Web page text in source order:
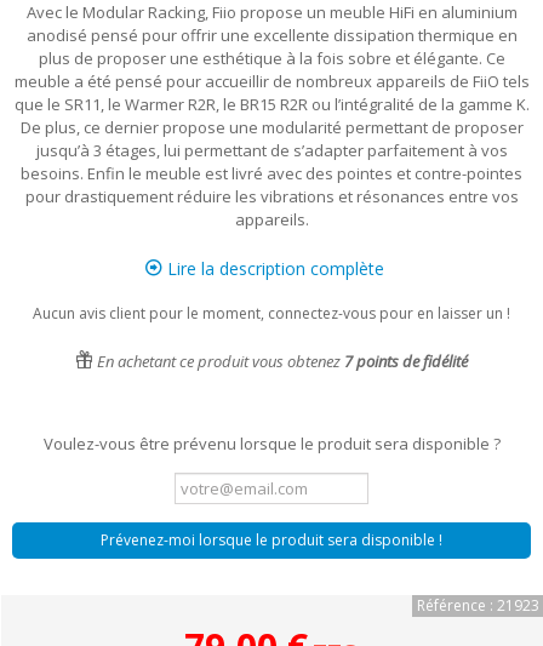
Avec le Modular Racking, Fiio propose un meuble HiFi en aluminium
anodisé pensé pour offrir une excellente dissipation thermique en
plus de proposer une esthétique à la fois sobre et élégante. Ce
meuble a été pensé pour accueillir de nombreux appareils de FiiO tels
que le SR11, le Warmer R2R, le BR15 R2R ou l’intégralité de la gamme K.
De plus, ce dernier propose une modularité permettant de proposer
jusqu’à 3 étages, lui permettant de s’adapter parfaitement à vos
besoins. Enfin le meuble est livré avec des pointes et contre-pointes
pour drastiquement réduire les vibrations et résonances entre vos
appareils.
Lire la description complète
Aucun avis client pour le moment, connectez-vous pour en laisser un !
En achetant ce produit vous obtenez 7points de fidélité
Voulez-vous être prévenu lorsque le produit sera disponible ?
Prévenez-moi lorsque le produit sera disponible !
Référence : 21923